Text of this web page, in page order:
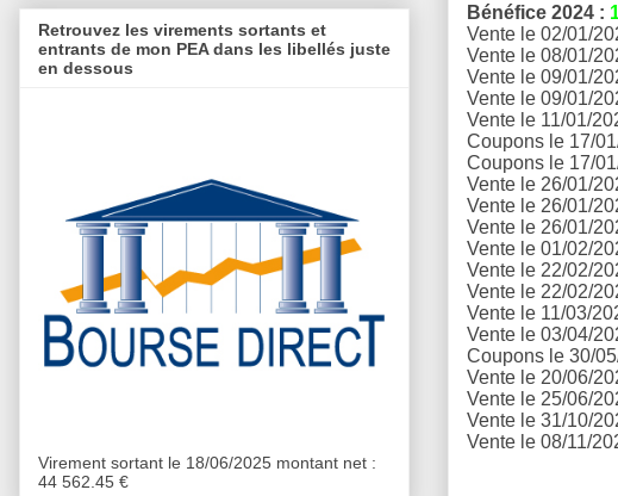
Bénéfice 2024 :
Vente le 02/01/
Vente le 08/01/
Vente le 09/01/
Vente le 09/01/
Vente le 11/01/
Coupons le 17/
Coupons le 17/
Vente le 26/01/
Vente le 26/01/
Vente le 26/01/
Vente le 01/02/
Vente le 22/02/
Vente le 22/02/
Vente le 11/03/
Vente le 03/04/
Coupons le 30/
Vente le 20/06/
Vente le 25/06/
Vente le 31/10/
Vente le 08/11/
Retrouvez les virements sortants et
entrants de mon PEA dans les libellés juste
en dessous
Virement sortant le 18/06/2025 montant net :
44 562.45 €